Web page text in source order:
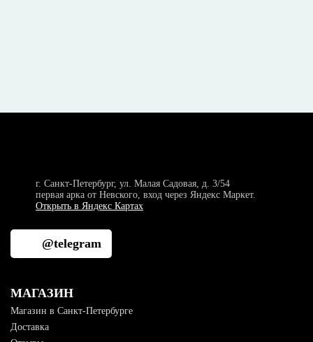
г. Санкт-Петербург, ул. Малая Садовая, д. 3/54
первая арка от Невского, вход через Яндекс Маркет.
Открыть в Яндекс Картах
@telegram
МАГАЗИН
Магазин в Санкт-Петербурге
Доставка